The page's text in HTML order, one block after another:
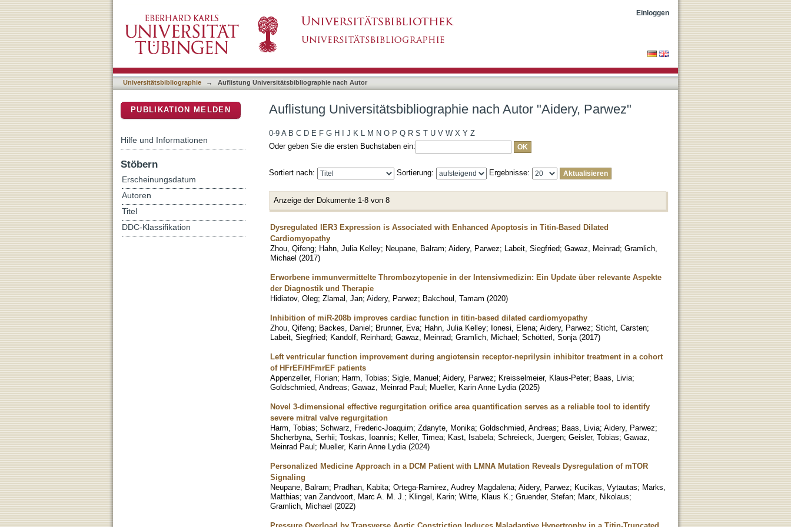
Einloggen
Universitätsbibliographie → Auflistung Universitätsbibliographie nach Autor
Auflistung Universitätsbibliographie nach Autor "Aidery, Parwez"
0-9 A B C D E F G H J K L M N O P Q R S T U V W X Y Z
Oder geben Sie die ersten Buchstaben ein:
Sortiert nach: Sortierung: Ergebnisse:
Anzeige der Dokumente 1-8 von 8
Dysregulated IER3 Expression is Associated with Enhanced Apoptosis in Titin-Based Dilated
Cardiomyopathy
Zhou, Qifeng; Hahn, Julia Kelley; Neupane, Balram; Aidery, Parwez; Labeit, Siegfried; Gawaz, Meinrad; Gramlich,
Michael (2017)
Erworbene immunvermittelte Thrombozytopenie in der Intensivmedizin: Ein Update über relevante Aspekte
der Diagnostik und Therapie
Hidiatov, Oleg; Zlamal, Jan; Aidery, Parwez; Bakchoul, Tamam (2020)
Inhibition of miR-208b improves cardiac function in titin-based dilated cardiomyopathy
Zhou, Qifeng; Backes, Daniel; Brunner, Eva; Hahn, Julia Kelley; Ionesi, Elena; Aidery, Parwez; Sticht, Carsten;
Labeit, Siegfried; Kandolf, Reinhard; Gawaz, Meinrad; Gramlich, Michael; Schötterl, Sonja (2017)
Left ventricular function improvement during angiotensin receptor-neprilysin inhibitor treatment in a cohort
of HFrEF/HFmrEF patients
Appenzeller, Florian; Harm, Tobias; Sigle, Manuel; Aidery, Parwez; Kreisselmeier, Klaus-Peter; Baas, Livia;
Goldschmied, Andreas; Gawaz, Meinrad Paul; Mueller, Karin Anne Lydia (2025)
Novel 3-dimensional effective regurgitation orifice area quantification serves as a reliable tool to identify
severe mitral valve regurgitation
Harm, Tobias; Schwarz, Frederic-Joaquim; Zdanyte, Monika; Goldschmied, Andreas; Baas, Livia; Aidery, Parwez;
Shcherbyna, Serhii; Toskas, Ioannis; Keller, Timea; Kast, Isabela; Schreieck, Juergen; Geisler, Tobias; Gawaz,
Meinrad Paul; Mueller, Karin Anne Lydia (2024)
Personalized Medicine Approach in a DCM Patient with LMNA Mutation Reveals Dysregulation of mTOR
Signaling
Neupane, Balram; Pradhan, Kabita; Ortega-Ramirez, Audrey Magdalena; Aidery, Parwez; Kucikas, Vytautas; Marks,
Matthias; van Zandvoort, Marc A. M. J. ; Klingel, Karin; Witte, Klaus K. ; Gruender, Stefan; Marx, Nikolaus;
Gramlich, Michael (2022)
PUBLIKATION MELDEN
Hilfe und Informationen
Stöbern
Erscheinungsdatum
Autoren
Titel
DDC-Klassifikation